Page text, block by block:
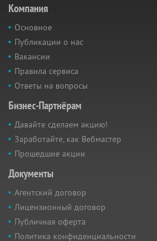
Компания
Основное
Публикации о нас
Вакансии
Правила сервиса
Ответы на вопросы
Бизнес-Партнёрам
Давайте сделаем акцию!
Заработайте, как Вебмастер
Прошедшие акции
Документы
Агентский договор
Лицензионный договор
Публичная оферта
Политика конфиденциальности